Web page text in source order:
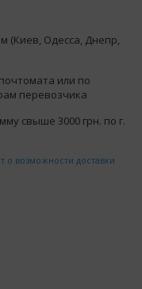
(Киев, Одесса, Днепр,
или по
перевозчика
свыше 3000 грн. по г.
о возможности доставки